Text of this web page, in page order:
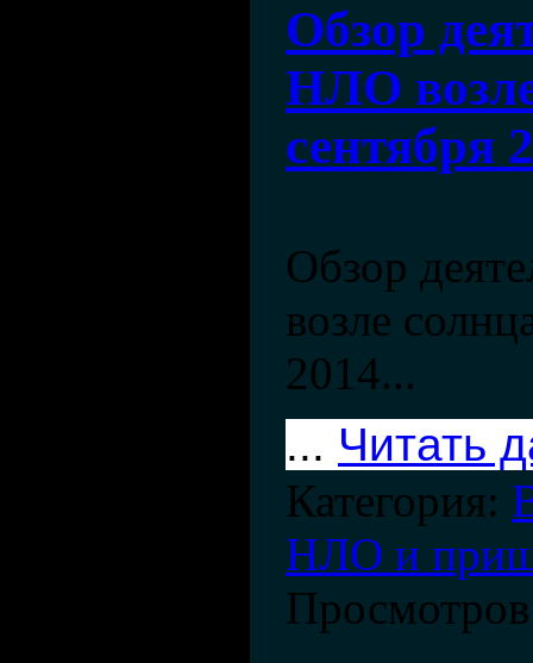
Обзор
НЛО
сентября
Обзор
возле
2014...
... Читать
Категория:
НЛО и